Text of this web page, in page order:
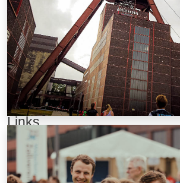
berthold.hiegemann@lt-stoppenberg.de
+49 1573 2048483
Hattramstraße 75, 45329 Essen
Links
Anmeldung
Anfahrt